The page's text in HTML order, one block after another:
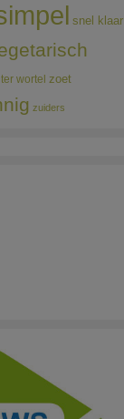
snel klaar
wortel zoet
zuiders